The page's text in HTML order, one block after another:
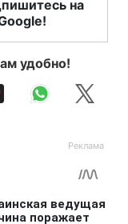
на
удобно!